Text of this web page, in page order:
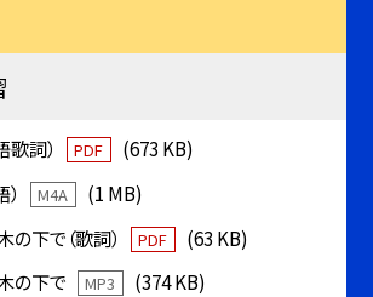
歌詞） PDF
(673 KB)
M4A
(1 MB)
の下で（歌詞）
PDF
(63 KB)
の下で
MP3
(374 KB)